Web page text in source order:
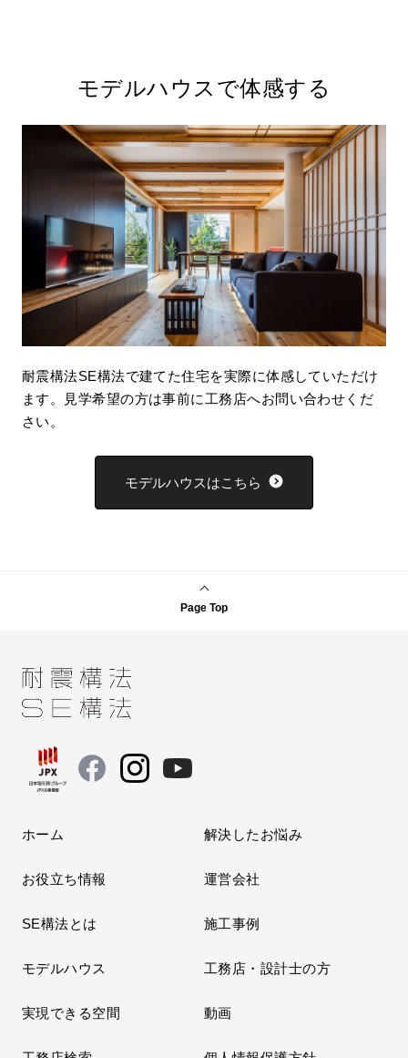
モデルハウスで体感する
耐震構法SE構法で建てた住宅を実際に体感していただけ
ます。見学希望の方は事前に工務店へお問い合わせくだ
さい。
モデルハウスはこちら
Page Top
ホーム 解決したお悩み
お役立ち情報 運営会社
SE構法とは 施工事例
モデルハウス 工務店・設計士の方
実現できる空間 動画